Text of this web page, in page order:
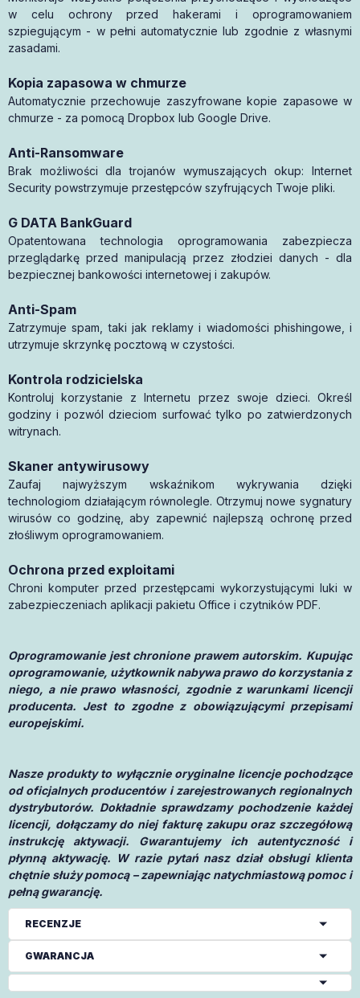
w celu ochrony przed hakerami i oprogramowaniem
szpiegującym - w pełni automatycznie lub zgodnie z własnymi
zasadami.
Kopia zapasowa w chmurze
Automatycznie przechowuje zaszyfrowane kopie zapasowe w
chmurze - za pomocą Dropbox lub Google Drive.
Anti-Ransomware
Brak możliwości dla trojanów wymuszających okup: Internet
Security powstrzymuje przestępców szyfrujących Twoje pliki.
G DATA BankGuard
Opatentowana technologia oprogramowania zabezpiecza
przeglądarkę przed manipulacją przez złodziei danych - dla
bezpiecznej bankowości internetowej i zakupów.
Anti-Spam
Zatrzymuje spam, taki jak reklamy i wiadomości phishingowe, i
utrzymuje skrzynkę pocztową w czystości.
Kontrola rodzicielska
Kontroluj korzystanie z Internetu przez swoje dzieci. Określ
godziny i pozwól dzieciom surfować tylko po zatwierdzonych
witrynach.
Skaner antywirusowy
Zaufaj najwyższym wskaźnikom wykrywania dzięki
technologiom działającym równolegle. Otrzymuj nowe sygnatury
wirusów co godzinę, aby zapewnić najlepszą ochronę przed
złośliwym oprogramowaniem.
Ochrona przed exploitami
Chroni komputer przed przestępcami wykorzystującymi luki w
zabezpieczeniach aplikacji pakietu Office i czytników PDF.
Oprogramowanie jest chronione prawem autorskim. Kupując
oprogramowanie, użytkownik nabywa prawo do korzystania z
niego, a nie prawo własności, zgodnie z warunkami licencji
producenta. Jest to zgodne z obowiązującymi przepisami
europejskimi.
Nasze produkty to wyłącznie oryginalne licencje pochodzące
od oficjalnych producentów i zarejestrowanych regionalnych
dystrybutorów. Dokładnie sprawdzamy pochodzenie każdej
licencji, dołączamy do niej fakturę zakupu oraz szczegółową
instrukcję aktywacji. Gwarantujemy ich autentyczność i
płynną aktywację. W razie pytań nasz dział obsługi klienta
chętnie służy pomocą – zapewniając natychmiastową pomoc i
pełną gwarancję.
RECENZJE
GWARANCJA